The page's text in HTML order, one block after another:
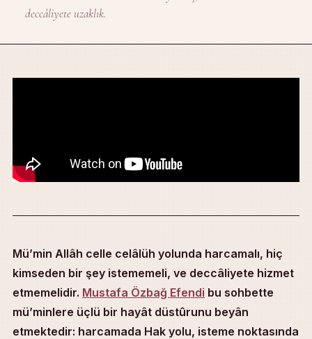
deccâliyete uzaklık.
Mü’min Allâh celle celâlüh yolunda harcamalı, hiç
kimseden bir şey istememeli, ve deccâliyete hizmet
etmemelidir. Mustafa Özbağ Efendi bu sohbette
mü’minlere üçlü bir hayât düstûrunu beyân
etmektedir: harcamada Hak yolu, isteme noktasında